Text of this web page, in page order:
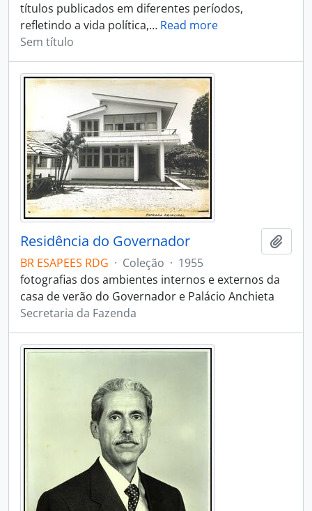
títulos publicados em diferentes períodos,
refletindo a vida política,… Read more
Sem título
Residência do Governador
BR ESAPEES RDG · Coleção · 1955
fotografias dos ambientes internos e externos da
casa de verão do Governador e Palácio Anchieta
Secretaria da Fazenda